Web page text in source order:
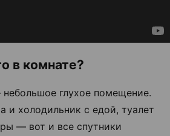
в комнате?
глухое помещение.
и холодильник с едой, туалет
— вот и все спутники